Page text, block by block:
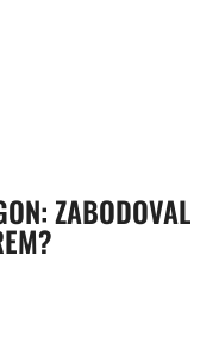
ZABODOVAL